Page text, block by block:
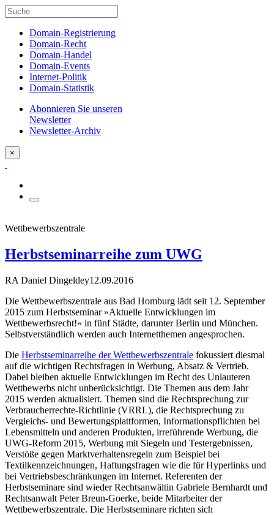
Domain-Registrierung
Domain-Recht
Domain-Handel
Domain-Events
Internet-Politik
Domain-Statistik
Abonnieren Sie unseren
Newsletter
Newsletter-Archiv
×
Wettbewerbszentrale
Herbstseminarreihe zum UWG
RA Daniel Dingeldey12.09.2016
Die Wettbewerbszentrale aus Bad Homburg lädt seit 12. September
2015 zum Herbstseminar »Aktuelle Entwicklungen im
Wettbewerbsrecht!« in fünf Städte, darunter Berlin und München.
Selbstverständlich werden auch Internetthemen angesprochen.
Die Herbstseminarreihe der Wettbewerbszentrale fokussiert diesmal
auf die wichtigen Rechtsfragen in Werbung, Absatz & Vertrieb.
Dabei bleiben aktuelle Entwicklungen im Recht des Unlauteren
Wettbewerbs nicht unberücksichtigt. Die Themen aus dem Jahr
2015 werden aktualisiert. Themen sind die Rechtsprechung zur
Verbraucherrechte-Richtlinie (VRRL), die Rechtsprechung zu
Vergleichs- und Bewertungsplattformen, Informationspflichten bei
Lebensmitteln und anderen Produkten, irreführende Werbung, die
UWG-Reform 2015, Werbung mit Siegeln und Testergebnissen,
Verstöße gegen Marktverhaltensregeln zum Beispiel bei
Textilkennzeichnungen, Haftungsfragen wie die für Hyperlinks und
bei Vertriebsbeschränkungen im Internet. Referenten der
Herbstseminare sind wieder Rechtsanwältin Gabriele Bernhardt und
Rechtsanwalt Peter Breun-Goerke, beide Mitarbeiter der
Wettbewerbszentrale. Die Herbstseminare richten sich